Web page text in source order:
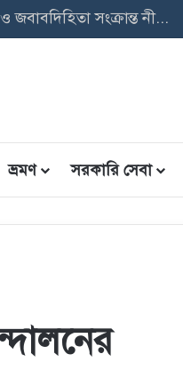
এন্ট্রি ফরম PDF ডাউনলোড
ভ্রমণ সরকারি সেবা